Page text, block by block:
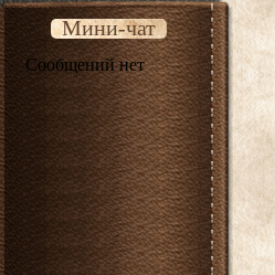
Мини-чат